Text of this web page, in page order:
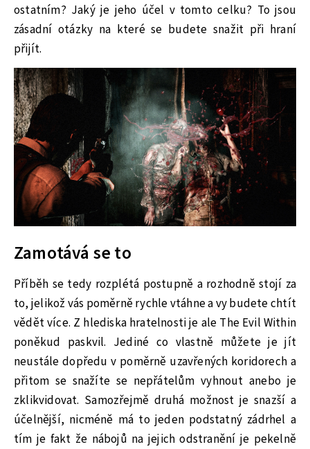
ostatním? Jaký je jeho účel v tomto celku? To jsou
zásadní otázky na které se budete snažit při hraní
přijít.
Zamotává se to
Příběh se tedy rozplétá postupně a rozhodně stojí za
to, jelikož vás poměrně rychle vtáhne a vy budete chtít
vědět více. Z hlediska hratelnosti je ale The Evil Within
poněkud paskvil. Jediné co vlastně můžete je jít
neustále dopředu v poměrně uzavřených koridorech a
přitom se snažíte se nepřátelům vyhnout anebo je
zklikvidovat. Samozřejmě druhá možnost je snazší a
účelnější, nicméně má to jeden podstatný zádrhel a
tím je fakt že nábojů na jejich odstranění je pekelně